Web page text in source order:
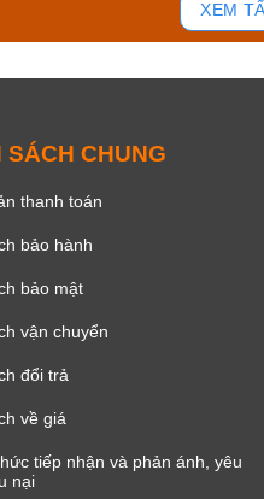
XEM
SÁCH CHUNG
thanh toán
bảo hành
bảo mật
vận chuyển
đổi trả
về giá
tiếp nhận và phản ánh, yêu
nại